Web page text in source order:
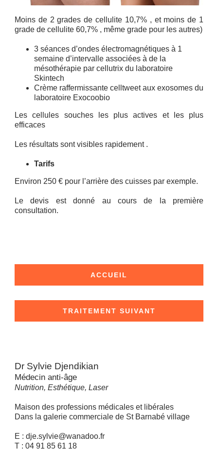
Moins de 2 grades de cellulite 10,7% , et moins de 1
grade de cellulite 60,7% , même grade pour les autres)
3 séances d’ondes électromagnétiques à 1
semaine d’intervalle associées à de la
mésothérapie par cellutrix du laboratoire
Skintech
Crème raffermissante celltweet aux exosomes du
laboratoire Exocoobio
Les cellules souches les plus actives et les plus
efficaces
Les résultats sont visibles rapidement .
Tarifs
Environ 250 € pour l’arrière des cuisses par exemple.
Le devis est donné au cours de la première
consultation.
ACCUEIL
TRAITEMENT SUIVANT
Dr Sylvie Djendikian
Médecin anti-âge
Nutrition, Esthétique, Laser
Maison des professions médicales et libérales
Dans la galerie commerciale de St Barnabé village
E : dje.sylvie@wanadoo.fr
T : 04 91 85 61 18